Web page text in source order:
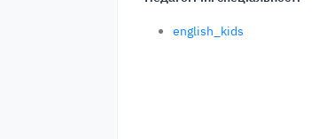
english_kids